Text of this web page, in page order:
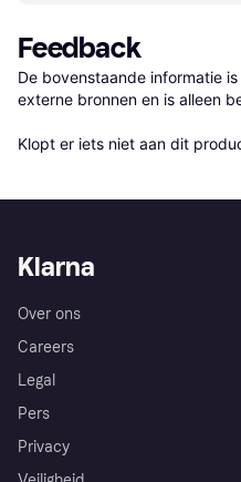
Feedback
De bovenstaande informatie
externe bronnen en is alleen
Klopt er iets niet aan dit
Klarna
Over ons
Careers
Legal
Pers
Privacy